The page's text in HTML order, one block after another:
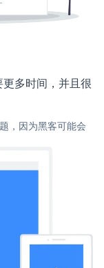
多时间，并且很
，因为黑客可能会